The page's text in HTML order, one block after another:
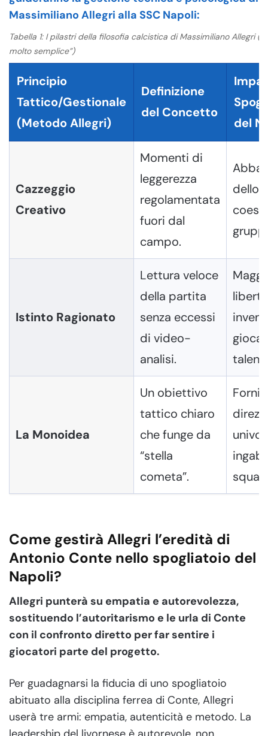
Massimiliano Allegri alla SSC Napoli:
Tabella 1: I pilastri della filosofia calcistica di Massimiliano Allegri
molto semplice”)
Principio
Tattico/Gestionale
(Metodo Allegri)
Definizione
del Concetto
del
Cazzeggio
Creativo
Momenti di
leggerezza
regolamentata
fuori dal
campo.
dello
Istinto Ragionato
Lettura veloce
della partita
senza eccessi
di video-
analisi.
La Monoidea
Un obiettivo
tattico chiaro
che funge da
“stella
cometa”.
Come gestirà Allegri l’eredità di
Antonio Conte nello spogliatoio del
Napoli?
Allegri punterà su empatia e autorevolezza,
sostituendo l’autoritarismo e le urla di Conte
con il confronto diretto per far sentire i
giocatori parte del progetto.
Per guadagnarsi la fiducia di uno spogliatoio
abituato alla disciplina ferrea di Conte, Allegri
userà tre armi: empatia, autenticità e metodo. La